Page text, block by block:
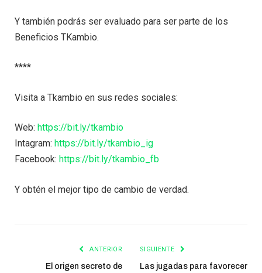
Y también podrás ser evaluado para ser parte de los
Beneficios TKambio.
****
Visita a Tkambio en sus redes sociales:
Web: https://bit.ly/tkambio
Intagram: https://bit.ly/tkambio_ig
Facebook: https://bit.ly/tkambio_fb
Y obtén el mejor tipo de cambio de verdad.
ANTERIOR
El origen secreto de
SIGUIENTE
Las jugadas para favorecer